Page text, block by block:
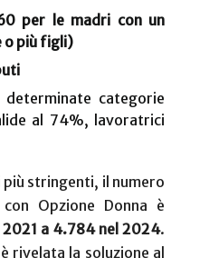
per le madri con un
o più figli)
determinate categorie
al 74%, lavoratrici
stringenti, il numero
Opzione Donna è
a 4.784 nel 2024.
rivelata la soluzione al